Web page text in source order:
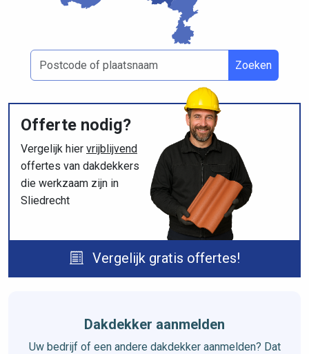
Zoeken
Offerte nodig?
Vergelijk hier vrijblijvend
offertes van dakdekkers
die werkzaam zijn in
Sliedrecht
Vergelijk gratis offertes!
Dakdekker aanmelden
Uw bedrijf of een andere dakdekker aanmelden? Dat